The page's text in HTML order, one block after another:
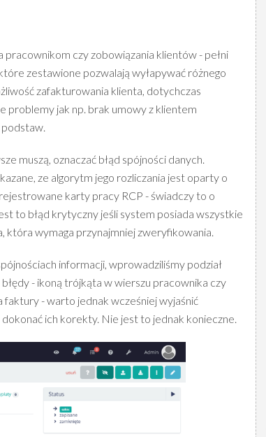
czy zobowiązania klientów - pełni
zestawione pozwalają wyłapywać różnego
zafakturowania klienta, dotychczas
problemy jak np. brak umowy z klientem
muszą, oznaczać błąd spójności danych.
ze algorytm jego rozliczania jest oparty o
karty pracy RCP - świadczy to o
to błąd krytyczny jeśli system posiada wszystkie
która wymaga przynajmniej zweryfikowania.
informacji, wprowadziliśmy podział
- ikoną trójkąta w wierszu pracownika czy
faktury - warto jednak wcześniej wyjaśnić
ich korekty. Nie jest to jednak konieczne.